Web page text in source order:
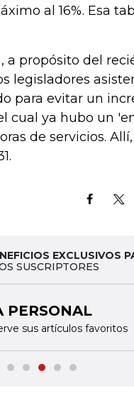
al 16%. Esa
a propósito del
legisladores
para evitar un
cual ya hubo un
de servicios.
EXCLUSIVOS
SUSCRIPTORES
PERSONAL
sus artículos favoritos